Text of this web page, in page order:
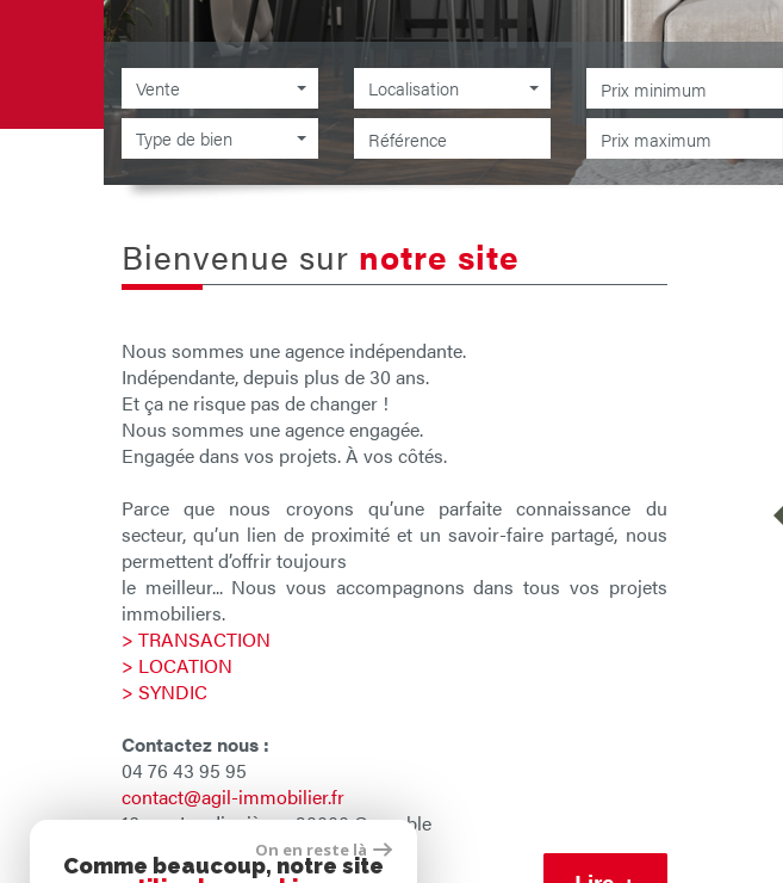
Vente
Type de bien
Localisation
Bienvenue sur notre site
Nous sommes une agence indépendante.
Indépendante, depuis plus de 30 ans.
Et ça ne risque pas de changer !
Nous sommes une agence engagée.
Engagée dans vos projets. À vos côtés.
Parce que nous croyons qu’une parfaite connaissance du
secteur, qu’un lien de proximité et un savoir-faire partagé, nous
permettent d’offrir toujours
le meilleur... Nous vous accompagnons dans tous vos projets
immobiliers.
> TRANSACTION
> LOCATION
> SYNDIC
Contactez nous :
04 76 43 95 95
contact@agil-immobilier.fr
16, rue Lesdiguières. 38000 Grenoble
On en reste là
Comme beaucoup, notre site